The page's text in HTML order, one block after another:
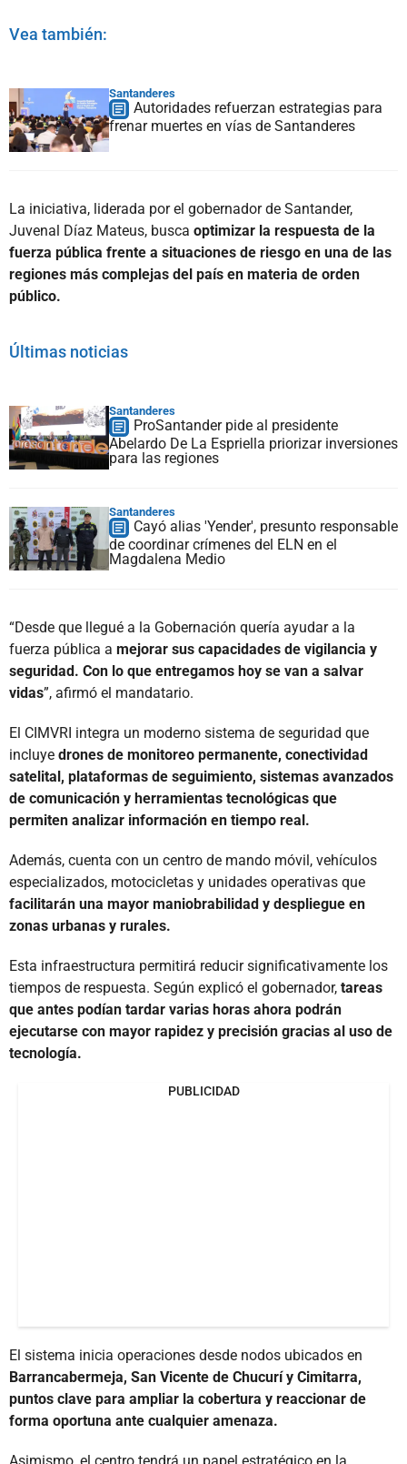
Vea también:
Santanderes
Autoridades refuerzan estrategias para
frenar muertes en vías de Santanderes
La iniciativa, liderada por el gobernador de Santander,
Juvenal Díaz Mateus, busca optimizar la respuesta de la
fuerza pública frente a situaciones de riesgo en una de las
regiones más complejas del país en materia de orden
público.
Últimas noticias
Santanderes
ProSantander pide al presidente
Abelardo De La Espriella priorizar inversiones
para las regiones
Santanderes
Cayó alias 'Yender', presunto responsable
de coordinar crímenes del ELN en el
Magdalena Medio
“Desde que llegué a la Gobernación quería ayudar a la
fuerza pública a mejorar sus capacidades de vigilancia y
seguridad. Con lo que entregamos hoy se van a salvar
vidas”, afirmó el mandatario.
El CIMVRI integra un moderno sistema de seguridad que
incluye drones de monitoreo permanente, conectividad
satelital, plataformas de seguimiento, sistemas avanzados
de comunicación y herramientas tecnológicas que
permiten analizar información en tiempo real.
Además, cuenta con un centro de mando móvil, vehículos
especializados, motocicletas y unidades operativas que
facilitarán una mayor maniobrabilidad y despliegue en
zonas urbanas y rurales.
Esta infraestructura permitirá reducir significativamente los
tiempos de respuesta. Según explicó el gobernador, tareas
que antes podían tardar varias horas ahora podrán
ejecutarse con mayor rapidez y precisión gracias al uso de
tecnología.
PUBLICIDAD
El sistema inicia operaciones desde nodos ubicados en
Barrancabermeja, San Vicente de Chucurí y Cimitarra,
puntos clave para ampliar la cobertura y reaccionar de
forma oportuna ante cualquier amenaza.
Asimismo, el centro tendrá un papel estratégico en la